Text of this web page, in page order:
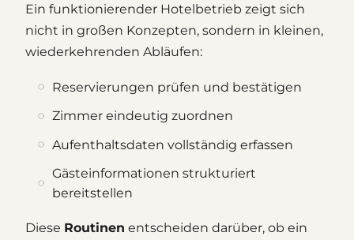
Ein funktionierender Hotelbetrieb zeigt sich
nicht in großen Konzepten, sondern in kleinen,
wiederkehrenden Abläufen:
Reservierungen prüfen und bestätigen
Zimmer eindeutig zuordnen
Aufenthaltsdaten vollständig erfassen
Gästeinformationen strukturiert
bereitstellen
Diese Routinen entscheiden darüber, ob ein